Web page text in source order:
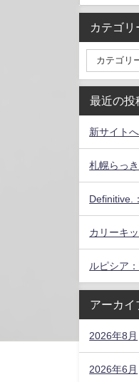
カテゴリ
最近の投
新サイト
札幌らっ
Definitive.
カリーキ
ルピシア
アーカイ
2026年8月
2026年6月